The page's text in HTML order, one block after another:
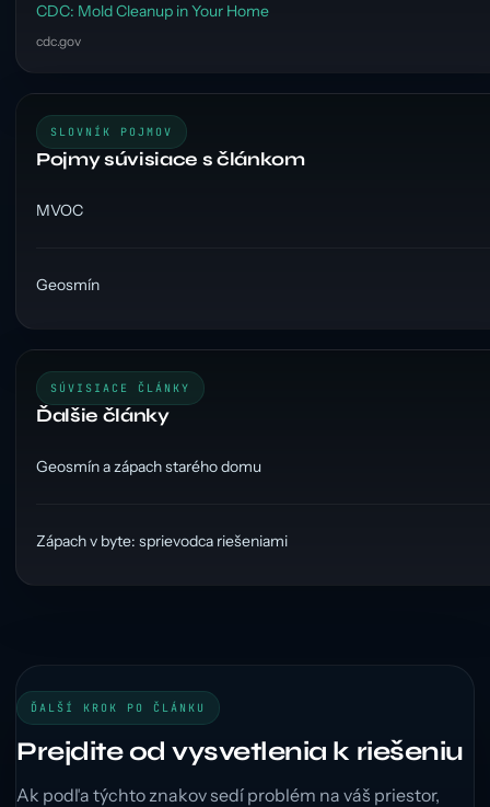
CDC: Mold Cleanup in Your Home
cdc.gov
SLOVNÍK POJMOV
Pojmy súvisiace s článkom
MVOC
Geosmín
SÚVISIACE ČLÁNKY
Ďalšie články
Geosmín a zápach starého domu
Zápach v byte: sprievodca riešeniami
ĎALŠÍ KROK PO ČLÁNKU
Prejdite od vysvetlenia k riešeniu
Ak podľa týchto znakov sedí problém na váš priestor,